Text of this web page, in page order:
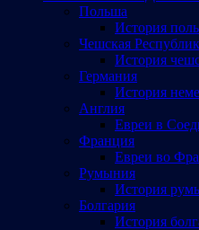
Польша
История
Чешская
История
Германия
История
Англия
Евреи в
Франция
Евреи во
Румыния
История
Болгария
История